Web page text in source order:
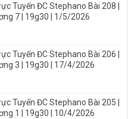
Tuyến ĐC Stephano Bài 208 |
7 | 19g30 | 1/5/2026
Tuyến ĐC Stephano Bài 206 |
3 | 19g30 | 17/4/2026
Tuyến ĐC Stephano Bài 205 |
1 | 19g30 | 10/4/2026